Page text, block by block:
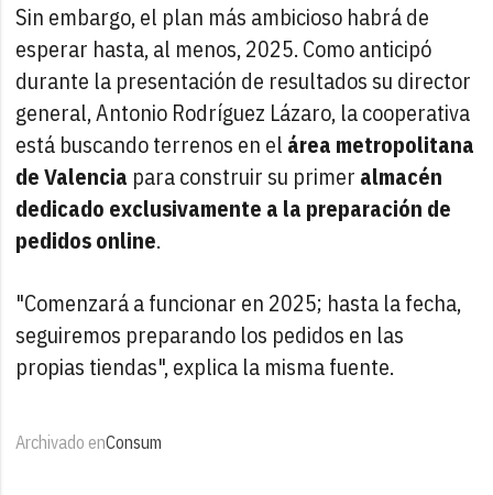
Sin embargo, el plan más ambicioso habrá de
esperar hasta, al menos, 2025. Como anticipó
durante la presentación de resultados su director
general, Antonio Rodríguez Lázaro, la cooperativa
está buscando terrenos en el área metropolitana
de Valencia para construir su primer almacén
dedicado exclusivamente a la preparación de
pedidos online.
"Comenzará a funcionar en 2025; hasta la fecha,
seguiremos preparando los pedidos en las
propias tiendas", explica la misma fuente.
Archivado enConsum